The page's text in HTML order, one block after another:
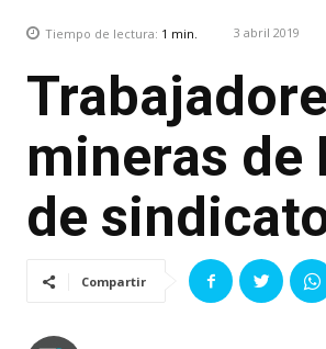
Tiempo de lectura: 1 min. 3 abril 2019
mineras de
de
Compartir